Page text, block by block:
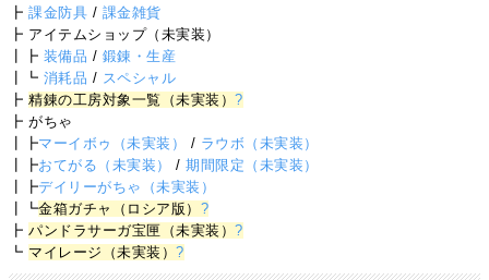
┣課金防具 / 課金雑貨
┣ アイテムショップ（未実装）
┃┣ 装備品 / 鍛錬・生産
┃┗ 消耗品 / スペシャル
┣精錬の工房対象一覧（未実装）?
┣ がちゃ
┃┣マーイボゥ（未実装） / ラウボ（未実装）
┃┣おてがる（未実装） /期間限定（未実装）
┃┣デイリーがちゃ（未実装）
┃┗金箱ガチャ（ロシア版） ?
┣パンドラサーガ宝匣（未実装）?
┗ マイレージ（未実装）?